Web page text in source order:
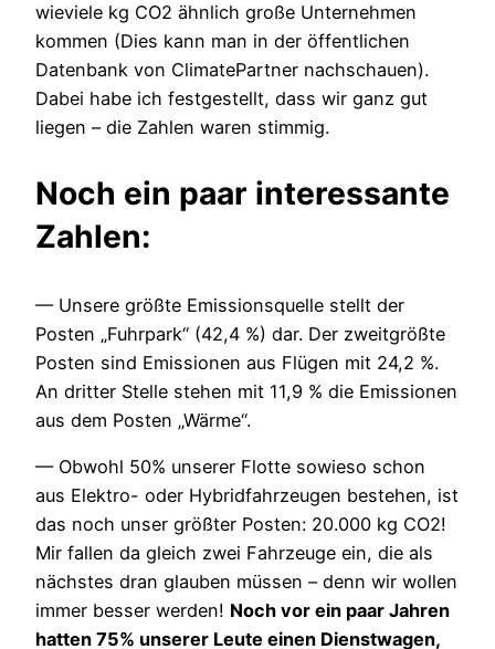
wieviele kg CO2 ähnlich große Unternehmen
kommen (Dies kann man in der öffentlichen
Datenbank von ClimatePartner nachschauen).
Dabei habe ich festgestellt, dass wir ganz gut
liegen – die Zahlen waren stimmig.
Noch ein paar interessante
Zahlen:
— Unsere größte Emissionsquelle stellt der
Posten „Fuhrpark“ (42,4 %) dar. Der zweitgrößte
Posten sind Emissionen aus Flügen mit 24,2 %.
An dritter Stelle stehen mit 11,9 % die Emissionen
aus dem Posten „Wärme“.
— Obwohl 50% unserer Flotte sowieso schon
aus Elektro- oder Hybridfahrzeugen bestehen, ist
das noch unser größter Posten: 20.000 kg CO2!
Mir fallen da gleich zwei Fahrzeuge ein, die als
nächstes dran glauben müssen – denn wir wollen
immer besser werden! Noch vor ein paar Jahren
hatten 75% unserer Leute einen Dienstwagen,